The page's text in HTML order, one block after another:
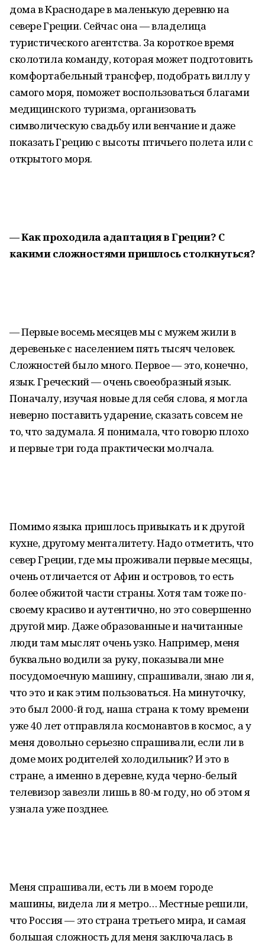
дома в Краснодаре в маленькую деревню на
севере Греции. Сейчас она — владелица
туристического агентства. За короткое время
сколотила команду, которая может подготовить
комфортабельный трансфер, подобрать виллу у
самого моря, поможет воспользоваться благами
медицинского туризма, организовать
символическую свадьбу или венчание и даже
показать Грецию с высоты птичьего полета или с
открытого моря.
— Как проходила адаптация в Греции? С
какими сложностями пришлось столкнуться?
— Первые восемь месяцев мы с мужем жили в
деревеньке с населением пять тысяч человек.
Сложностей было много. Первое — это, конечно,
язык. Греческий — очень своеобразный язык.
Поначалу, изучая новые для себя слова, я могла
неверно поставить ударение, сказать совсем не
то, что задумала. Я понимала, что говорю плохо
и первые три года практически молчала.
Помимо языка пришлось привыкать и к другой
кухне, другому менталитету. Надо отметить, что
север Греции, где мы проживали первые месяцы,
очень отличается от Афин и островов, то есть
более обжитой части страны. Хотя там тоже по-
своему красиво и аутентично, но это совершенно
другой мир. Даже образованные и начитанные
люди там мыслят очень узко. Например, меня
буквально водили за руку, показывали мне
посудомоечную машину, спрашивали, знаю ли я,
что это и как этим пользоваться. На минуточку,
это был 2000-й год, наша страна к тому времени
уже 40 лет отправляла космонавтов в космос, а у
меня довольно серьезно спрашивали, если ли в
доме моих родителей холодильник? И это в
стране, а именно в деревне, куда черно-белый
телевизор завезли лишь в 80-м году, но об этом я
узнала уже позднее.
Меня спрашивали, есть ли в моем городе
машины, видела ли я метро… Местные решили,
что Россия — это страна третьего мира, и самая
большая сложность для меня заключалась в